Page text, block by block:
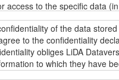
access to the specific data
of the data access
data stored in the LiDA
research instruments
information under the
licence (CC BY-SA 4.0).
of the data
to the confidentiality
obliges LiDA
to which they have